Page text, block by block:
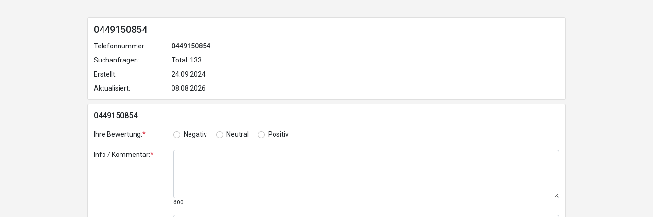
0449150854
Telefonnummer:
0449150854
Suchanfragen:
Total: 133
Erstellt:
24.09.2024
Aktualisiert:
08.08.2026
0449150854
Ihre Bewertung:* Negativ Neutral Positiv
Info / Kommentar:*
600